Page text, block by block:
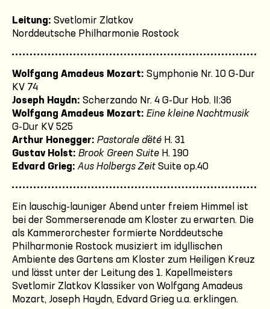
Leitung: Svetlomir Zlatkov
Norddeutsche Philharmonie Rostock
Wolfgang Amadeus Mozart: Symphonie Nr. 10 G-Dur
KV 74
Joseph Haydn: Scherzando Nr. 4 G-Dur Hob. II:36
Wolfgang Amadeus Mozart: Eine kleine Nachtmusik
G-Dur KV 525
Arthur Honegger: Pastorale d´été H. 31
Gustav Holst: Brook Green Suite H. 190
Edvard Grieg: Aus Holbergs Zeit Suite op.40
Ein lauschig-launiger Abend unter freiem Himmel ist
bei der Sommerserenade am Kloster zu erwarten. Die
als Kammerorchester formierte Norddeutsche
Philharmonie Rostock musiziert im idyllischen
Ambiente des Gartens am Kloster zum Heiligen Kreuz
und lässt unter der Leitung des 1. Kapellmeisters
Svetlomir Zlatkov Klassiker von Wolfgang Amadeus
Mozart, Joseph Haydn, Edvard Grieg u.a. erklingen.